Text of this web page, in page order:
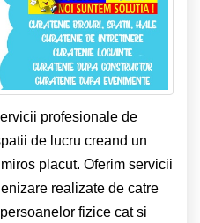
profesionale de
de lucru creand un
placut. Oferim servicii
realizate de catre
fizice cat si